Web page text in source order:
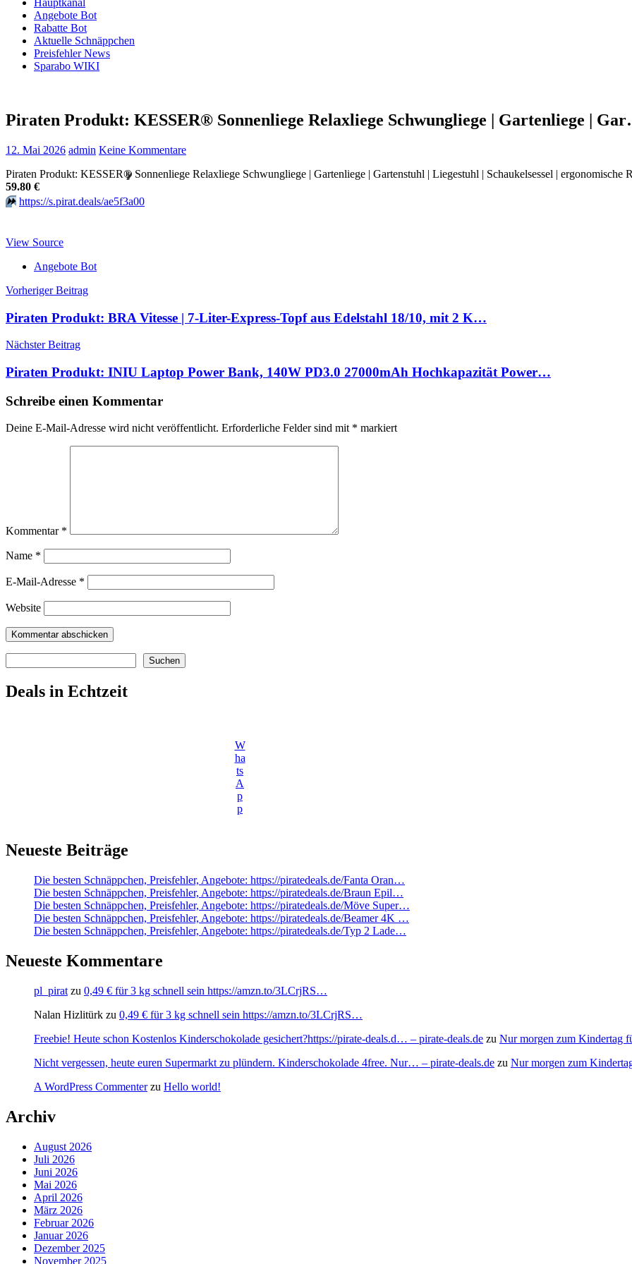
Hauptkanal
Angebote Bot
Rabatte Bot
Aktuelle Schnäppchen
Preisfehler News
Sparabo WIKI
Piraten Produkt: KESSER® Sonnenliege Relaxliege Schwungliege | Gartenliege |
12. Mai 2026 admin Keine Kommentare
Piraten Produkt: KESSER® Sonnenliege Relaxliege Schwungliege | Gartenliege | Gartenstuhl | Liegestuhl | Schaukelsessel |
59.80 €
⏩️ https://s.pirat.deals/ae5f3a00
View Source
Angebote Bot
Beitragsnavigation
Vorheriger Beitrag
Piraten Produkt: BRA Vitesse | 7-Liter-Express-Topf aus Edelstahl 18/10, mit 2 K…
Nächster Beitrag
Piraten Produkt: INIU Laptop Power Bank, 140W PD3.0 27000mAh Hochkapazität Power…
Schreibe einen Kommentar
Deine E-Mail-Adresse wird nicht veröffentlicht. Erforderliche Felder sind mit * markiert
Kommentar *
Name *
E-Mail-Adresse *
Website
Suchen
Deals in Echtzeit
W
ha
ts
A
p
p
Neueste Beiträge
Die besten Schnäppchen, Preisfehler, Angebote: https://piratedeals.de/Fanta Oran…
Die besten Schnäppchen, Preisfehler, Angebote: https://piratedeals.de/Braun Epil…
Die besten Schnäppchen, Preisfehler, Angebote: https://piratedeals.de/Möve Super…
Die besten Schnäppchen, Preisfehler, Angebote: https://piratedeals.de/Beamer 4K …
Die besten Schnäppchen, Preisfehler, Angebote: https://piratedeals.de/Typ 2 Lade…
Neueste Kommentare
pl_pirat zu 0,49 € für 3 kg schnell sein https://amzn.to/3LCrjRS…
Nalan Hizlitürk zu 0,49 € für 3 kg schnell sein https://amzn.to/3LCrjRS…
Freebie! Heute schon Kostenlos Kinderschokolade gesichert?https://pirate-deals.d… – pirate-deals.de zu Nur morgen zum Kindertag
Nicht vergessen, heute euren Supermarkt zu plündern. Kinderschokolade 4free. Nur… – pirate-deals.de zu Nur morgen zum
A WordPress Commenterzu Hello world!
Archiv
August 2026
Juli 2026
Juni 2026
Mai 2026
April 2026
März 2026
Februar 2026
Januar 2026
Dezember 2025
November 2025